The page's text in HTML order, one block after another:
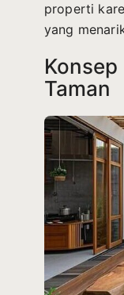
properti
yang
Taman